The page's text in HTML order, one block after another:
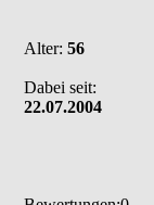
Alter: 56
Dabei seit:
22.07.2004